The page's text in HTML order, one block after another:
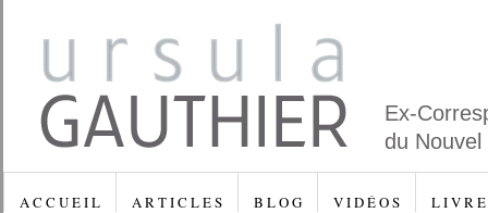
Ex-
du
A C C U E I L A R T I C L E S B L O G V I D É O S L I V R E